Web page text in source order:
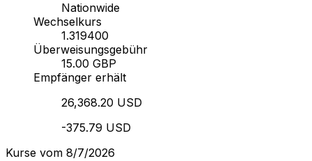
Nationwide
Wechselkurs
1.319400
Überweisungsgebühr
15.00 GBP
Empfänger erhält
26,368.20 USD
-375.79 USD
Kurse vom 8/7/2026